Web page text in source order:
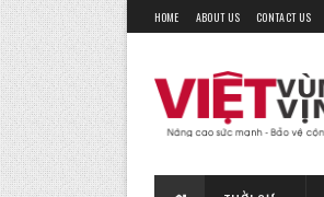
HOME ABOUT US CONTACT US